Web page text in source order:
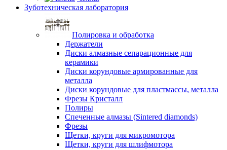
Зуботехническая лаборатория
Полировка и обработка
Держатели
Диски алмазные сепарационные для
керамики
Диски корундовые армированные для
металла
Диски корундовые для пластмассы, металла
Фрезы Кристалл
Полиры
Спеченные алмазы (Sintered diamonds)
Фрезы
Щетки, круги для микромотора
Щетки, круги для шлифмотора